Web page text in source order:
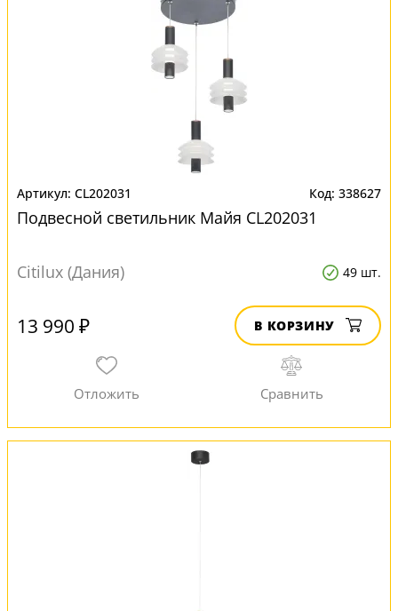
CL202031 338627
Подвесной светильник Майя CL202031
Citilux (Дания) 49 шт.
13 990 ₽ В КОРЗИНУ